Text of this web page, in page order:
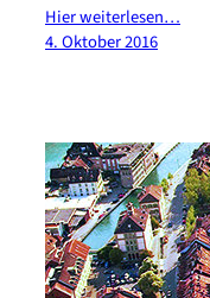
Hier weiterlesen…
4. Oktober 2016